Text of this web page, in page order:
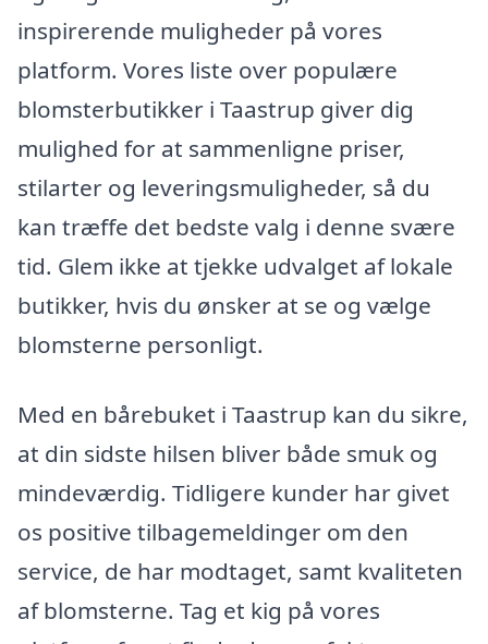
inspirerende muligheder på vores
platform. Vores liste over populære
blomsterbutikker i Taastrup giver dig
mulighed for at sammenligne priser,
stilarter og leveringsmuligheder, så du
kan træffe det bedste valg i denne svære
tid. Glem ikke at tjekke udvalget af lokale
butikker, hvis du ønsker at se og vælge
blomsterne personligt.
Med en bårebuket i Taastrup kan du sikre,
at din sidste hilsen bliver både smuk og
mindeværdig. Tidligere kunder har givet
os positive tilbagemeldinger om den
service, de har modtaget, samt kvaliteten
af blomsterne. Tag et kig på vores